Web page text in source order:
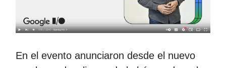
En el evento anunciaron desde el nuevo